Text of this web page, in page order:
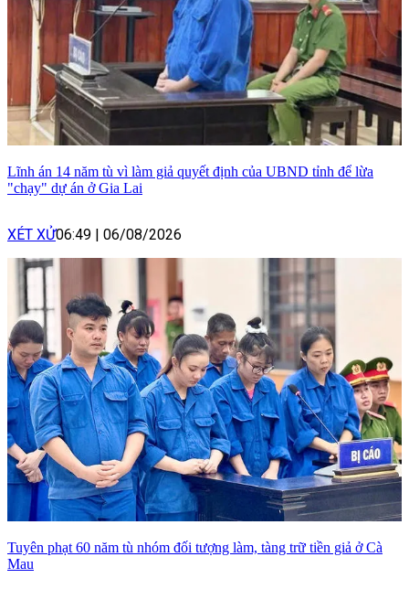
Lĩnh án 14 năm tù vì làm giả quyết định của UBND tỉnh để lừa
"chạy" dự án ở Gia Lai
XÉT XỬ06:49 06/08/2026
Tuyên phạt 60 năm tù nhóm đối tượng làm, tàng trữ tiền giả ở Cà
Mau